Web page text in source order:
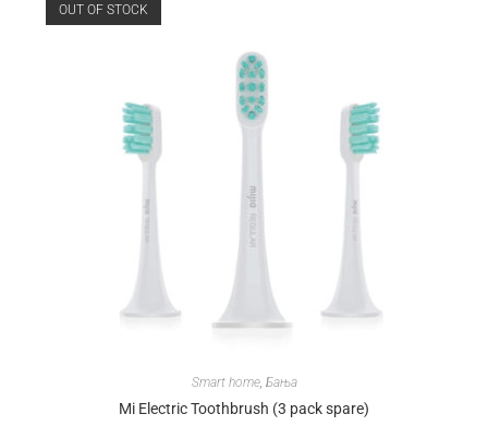
OUT OF STOCK
Smart home, Бања
Mi Electric Toothbrush (3 pack spare)